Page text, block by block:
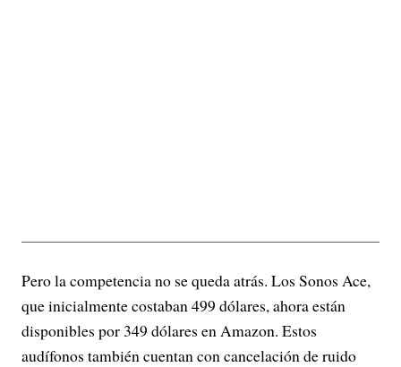
Pero la competencia no se queda atrás. Los Sonos Ace,
que inicialmente costaban 499 dólares, ahora están
disponibles por 349 dólares en Amazon. Estos
audífonos también cuentan con cancelación de ruido